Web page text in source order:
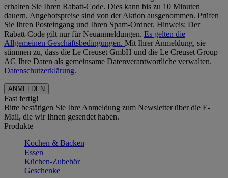
erhalten Sie Ihren Rabatt-Code. Dies kann bis zu 10 Minuten
dauern. Angebotspreise sind von der Aktion ausgenommen. Prüfen
Sie Ihren Posteingang und Ihren Spam-Ordner. Hinweis: Der
Rabatt-Code gilt nur für Neuanmeldungen. Es gelten die
Allgemeinen Geschäftsbedingungen. Mit Ihrer Anmeldung, sie
stimmen zu, dass die Le Creuset GmbH und die Le Creuset Group
AG Ihre Daten als gemeinsame Datenverantwortliche verwalten.
Datenschutzerklärung.
Fast fertig!
Bitte bestätigen Sie Ihre Anmeldung zum Newsletter über die E-
Mail, die wir Ihnen gesendet haben.
Produkte
Kochen & Backen
Essen
Küchen-Zubehör
Geschenke